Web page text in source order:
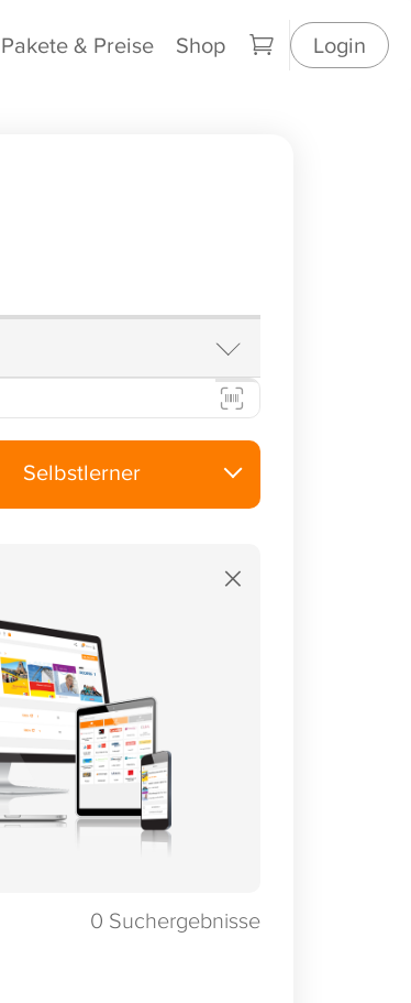
Pakete & Preise Shop Login
Selbstlerner
×
0 Suchergebnisse